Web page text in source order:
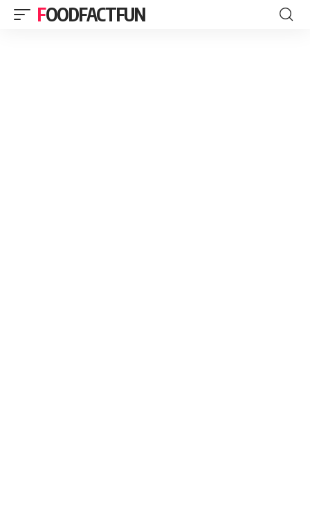
FOODFACTFUN